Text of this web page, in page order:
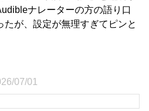
ナレーターの方の語り口
たが、設定が無理すぎてピンと
07/01